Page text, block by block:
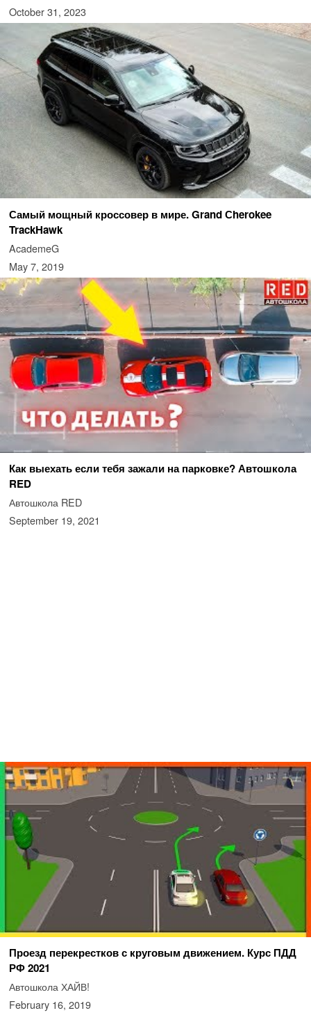
October 31, 2023
Самый мощный кроссовер в мире. Grand Сherokee
TrackHawk
AcademeG
May 7, 2019
Как выехать если тебя зажали на парковке? Автошкола
RED
Автошкола RED
September 19, 2021
Проезд перекрестков с круговым движением. Курс ПДД
РФ 2021
Автошкола ХАЙВ!
February 16, 2019